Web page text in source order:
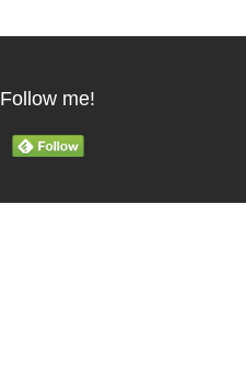
Follow me!